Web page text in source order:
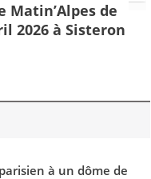
Matin’Alpes de
2026 à Sisteron
à un dôme de